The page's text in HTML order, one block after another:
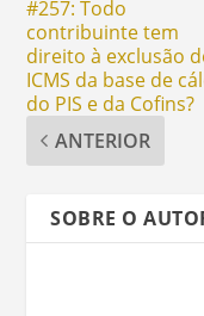
#257: Todo
contribuinte tem
direito à exclusão
ICMS da base de
do PIS e da Cofins?
ANTERIOR
SOBRE O